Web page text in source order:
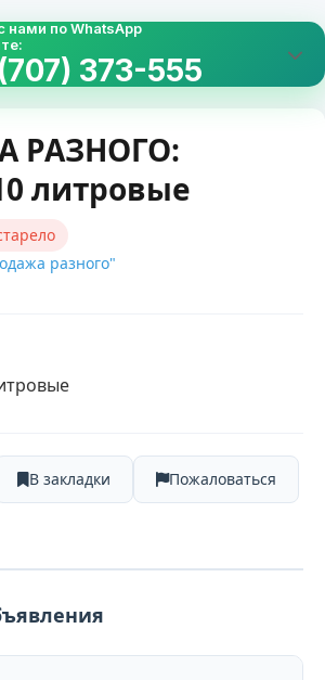
нами по WhatsApp
373-555
РАЗНОГО:
литровые
разного"
литровые
В закладки Пожаловаться